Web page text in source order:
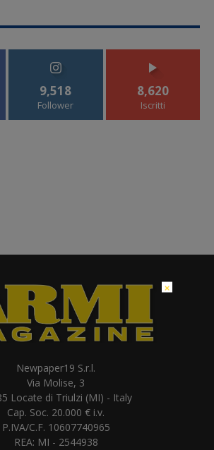
9,518
Follower
8,620
Iscritti
Newpaper19 S.r.l.
Via Molise, 3
Locate di Triulzi (MI) - Italy
Cap. Soc. 20.000 € i.v.
P.IVA/C.F. 10607740965
REA: MI - 2544938
×